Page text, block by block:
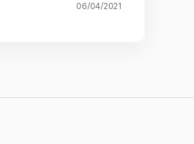
06/04/2021